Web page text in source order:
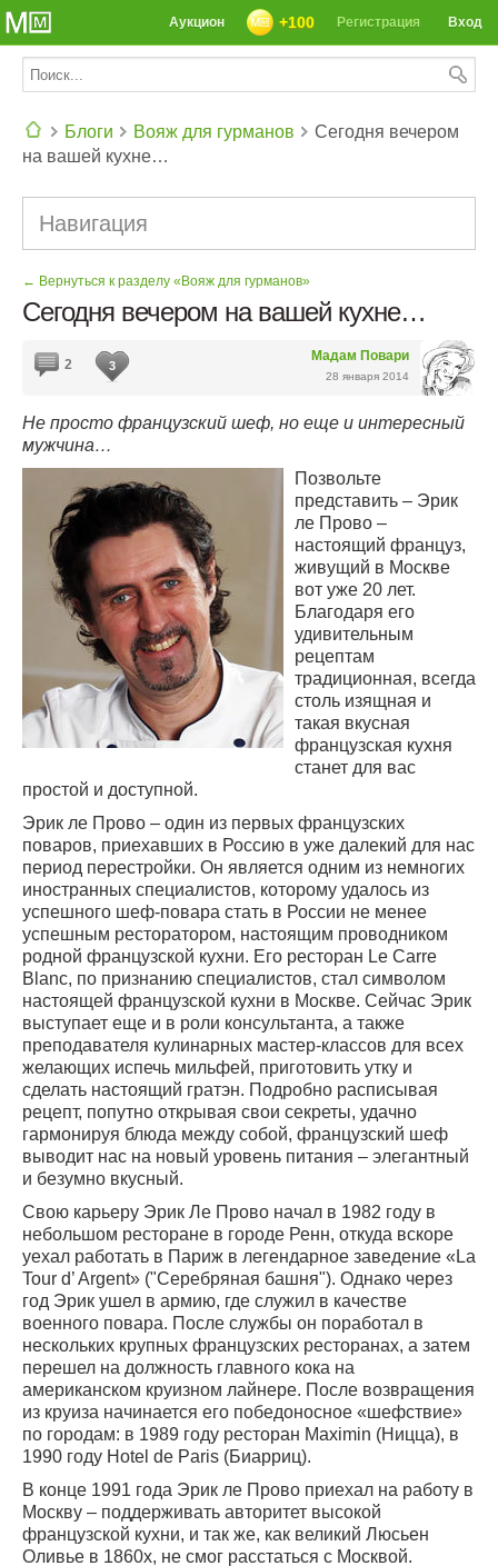
Вход
Регистрация
+100
Аукцион
Блоги Вояж для гурманов
Сегодня вечером
на вашей кухне…
Навигация
← Вернуться к разделу «Вояж для гурманов»
Сегодня вечером на вашей кухне…
Мадам Повари
28 января 2014
2 3
Не просто французский шеф, но еще и интересный
мужчина…
Позвольте
представить – Эрик
ле Прово –
настоящий француз,
живущий в Москве
вот уже 20 лет.
Благодаря его
удивительным
рецептам
традиционная, всегда
столь изящная и
такая вкусная
французская кухня
станет для вас
простой и доступной.
Эрик ле Прово – один из первых французских
поваров, приехавших в Россию в уже далекий для нас
период перестройки. Он является одним из немногих
иностранных специалистов, которому удалось из
успешного шеф-повара стать в России не менее
успешным ресторатором, настоящим проводником
родной французской кухни. Его ресторан Le Carre
Blanc, по признанию специалистов, стал символом
настоящей французской кухни в Москве. Сейчас Эрик
выступает еще и в роли консультанта, а также
преподавателя кулинарных мастер-классов для всех
желающих испечь мильфей, приготовить утку и
сделать настоящий гратэн. Подробно расписывая
рецепт, попутно открывая свои секреты, удачно
гармонируя блюда между собой, французский шеф
выводит нас на новый уровень питания – элегантный
и безумно вкусный.
Свою карьеру Эрик Ле Прово начал в 1982 году в
небольшом ресторане в городе Ренн, откуда вскоре
уехал работать в Париж в легендарное заведение «La
Tour d’ Argent» ("Серебряная башня"). Однако через
год Эрик ушел в армию, где служил в качестве
военного повара. После службы он поработал в
нескольких крупных французских ресторанах, а затем
перешел на должность главного кока на
американском круизном лайнере. После возвращения
из круиза начинается его победоносное «шефствие»
по городам: в 1989 году ресторан Maximin (Ницца), в
1990 году Hotel de Paris (Биарриц).
В конце 1991 года Эрик ле Прово приехал на работу в
Москву – поддерживать авторитет высокой
французской кухни, и так же, как великий Люсьен
Оливье в 1860х, не смог расстаться с Москвой.